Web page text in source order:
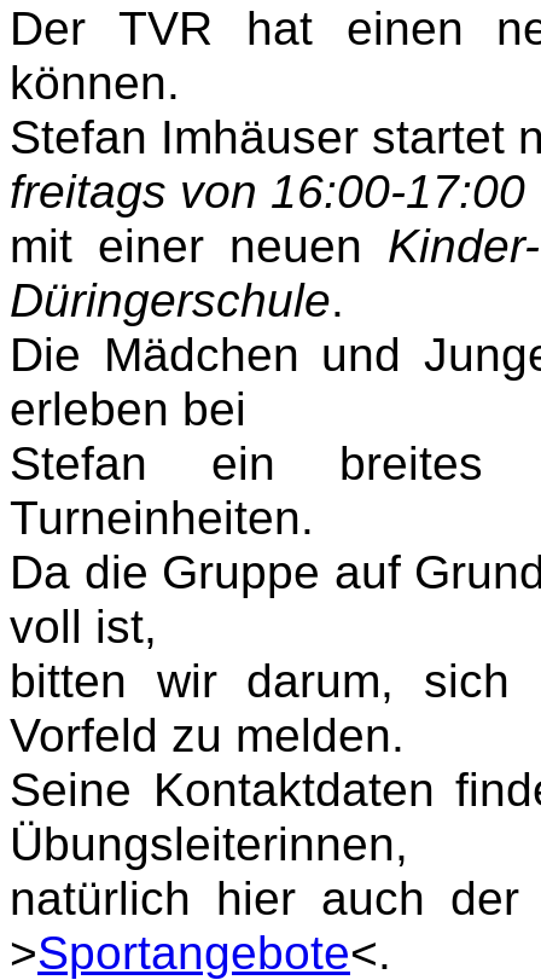
Der TVR hat einen
können.
Stefan Imhäuser startet
freitags von 16:00-17:00
mit einer neuen
Düringerschule.
Die Mädchen und
erleben bei
Stefan ein breites
Turneinheiten.
Da die Gruppe auf
voll ist,
bitten wir darum, sich
Vorfeld zu melden.
Seine Kontaktdaten
Übungsleiterinnen,
natürlich hier auch
>Sportangebote<.